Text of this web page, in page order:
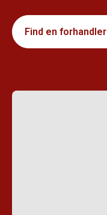
Find en forhandler